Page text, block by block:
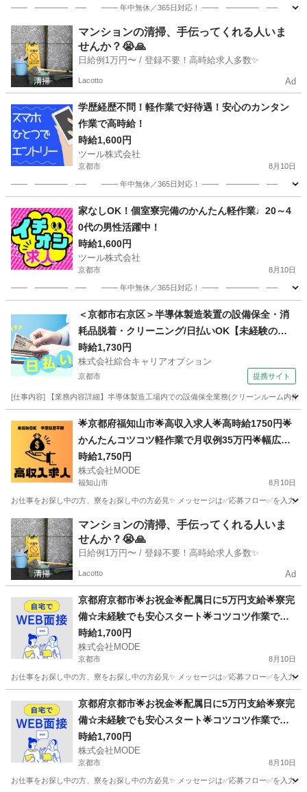
─── ────── ── ─── 年中無休／365日対応！ ─── ────── ── ───
京都 京都市 工場
マンションの清掃、手伝ってくれる人いま
せんか？😭🙏
日給例1万円〜 / 登録不要！高時給求人多数✨
Lacotto Ad
学歴経歴不問！軽作業で好待遇！安心のカンタン
作業で高時給！
時給1,600円
ツール株式会社
京都市 8月10日
─── ────── ── ─── 年中無休／365日対応！ ─── ────── ── ───
工場 時給
家なしOK！個室寮完備のかんたん軽作業♩20～4
0代の男性活躍中！
時給1,600円
ツール株式会社
京都市 8月10日
─── ────── ── ─── 年中無休／365日対応！ ─── ────── ── ───
工場
＜京都市右京区＞半導体製造装置の設備保全・消
耗品脱着・クリーニング/日払いOK【未経験の方
も安心◎】高収入でしっかり稼ぐ！収入重視派さ
んに！残業20H以上！！
時給1,730円
株式会社綜合キャリアオプション
京都市 提携サイト
[仕事内容] 【業務内容詳細】半導体製造工場内での設備保全業務(クリーンルーム内
工場
🌟京都府福知山市🌟高収入求人🌟高時給1750円🌟
かんたんコツコツ軽作業で月収例35万円🌟幅広い
年代活躍中🌟部品の加工・検査業務🌟MW384
時給1,750円
株式会社MODE
福知山市 8月10日
お仕事をお探し中の方、寮をお探し中の方必見✨ メッセージは✅応募フロー✅を入力
京都 福知山市 軽作業 時給
マンションの清掃、手伝ってくれる人いま
せんか？😭🙏
日給例1万円〜 / 登録不要！高時給求人多数✨
Lacotto Ad
京都府京都市🌟お祝金🌟配属日に5万円支給🌟寮完
備☆未経験でも安心スタート🌟コツコツ作業で安
定収入🌟MMD
時給1,700円
株式会社MODE
京都市 8月10日
お仕事をお探し中の方、寮をお探し中の方必見✨ メッセージは✅応募フロー✅を入
軽作業 時給
京都府京都市🌟お祝金🌟配属日に5万円支給🌟寮完
備☆未経験でも安心スタート🌟コツコツ作業で安
定収入🌟MMD
時給1,700円
株式会社MODE
京都市 8月10日
お仕事をお探し中の方、寮をお探し中の方必見✨ メッセージは✅応募フロー✅を入